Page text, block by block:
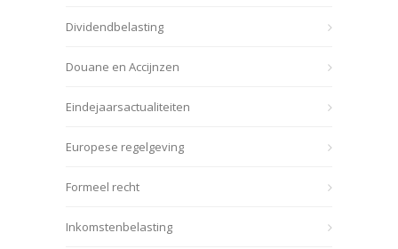
Dividendbelasting
Douane en Accijnzen
Eindejaarsactualiteiten
Europese regelgeving
Formeel recht
Inkomstenbelasting